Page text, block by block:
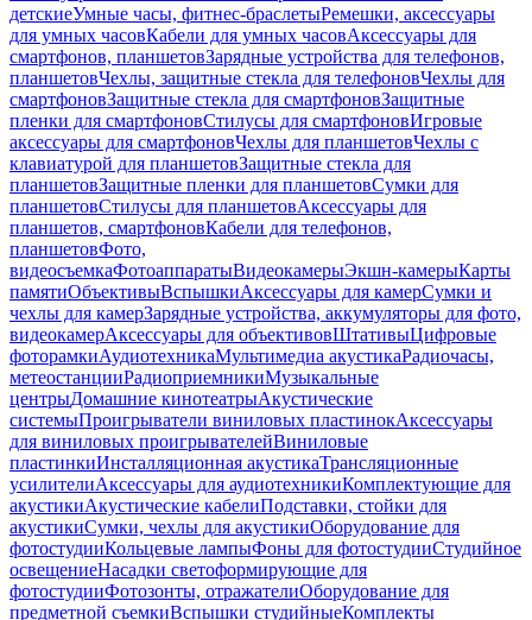
детскиеУмные часы, фитнес-браслетыРемешки, аксессуары
для умных часовКабели для умных часовАксессуары для
смартфонов, планшетовЗарядные устройства для телефонов,
планшетовЧехлы, защитные стекла для телефоновЧехлы для
смартфоновЗащитные стекла для смартфоновЗащитные
пленки для смартфоновСтилусы для смартфоновИгровые
аксессуары для смартфоновЧехлы для планшетовЧехлы с
клавиатурой для планшетовЗащитные стекла для
планшетовЗащитные пленки для планшетовСумки для
планшетовСтилусы для планшетовАксессуары для
планшетов, смартфоновКабели для телефонов,
планшетовФото,
видеосъемкаФотоаппаратыВидеокамерыЭкшн-камерыКарты
памятиОбъективыВспышкиАксессуары для камерСумки и
чехлы для камерЗарядные устройства, аккумуляторы для фото,
видеокамерАксессуары для объективовШтативыЦифровые
фоторамкиАудиотехникаМультимедиа акустикаРадиочасы,
метеостанцииРадиоприемникиМузыкальные
центрыДомашние кинотеатрыАкустические
системыПроигрыватели виниловых пластинокАксессуары
для виниловых проигрывателейВиниловые
пластинкиИнсталляционная акустикаТрансляционные
усилителиАксессуары для аудиотехникиКомплектующие для
акустикиАкустические кабелиПодставки, стойки для
акустикиСумки, чехлы для акустикиОборудование для
фотостудииКольцевые лампыФоны для фотостудииСтудийное
освещениеНасадки светоформирующие для
фотостудииФотозонты, отражателиОборудование для
предметной съемкиВспышки студийныеКомплекты